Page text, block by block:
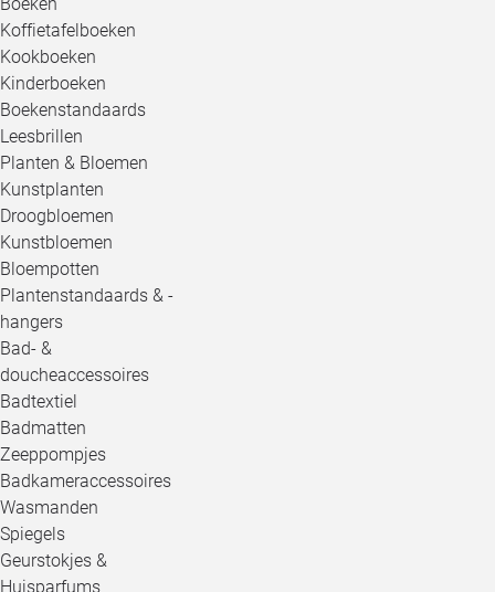
Koffietafelboeken
Kookboeken
Kinderboeken
Boekenstandaards
Leesbrillen
Planten & Bloemen
Kunstplanten
Droogbloemen
Kunstbloemen
Bloempotten
Plantenstandaards & -
hangers
Bad- &
doucheaccessoires
Badtextiel
Badmatten
Zeeppompjes
Badkameraccessoires
Wasmanden
Spiegels
Geurstokjes &
Huisparfums